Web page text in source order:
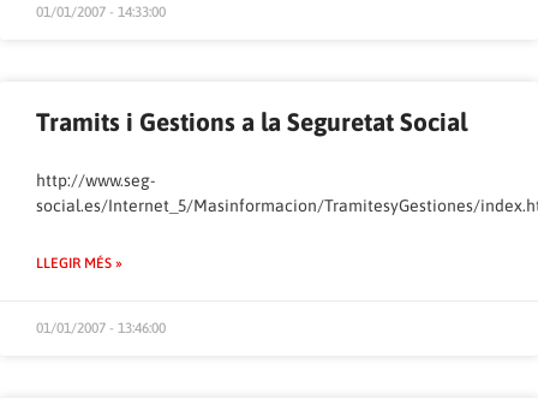
01/01/2007 - 14:33:00
Tramits i Gestions a la Seguretat Social
http://www.seg-
social.es/Internet_5/Masinformacion/TramitesyGestiones/
LLEGIR MÉS »
01/01/2007 - 13:46:00